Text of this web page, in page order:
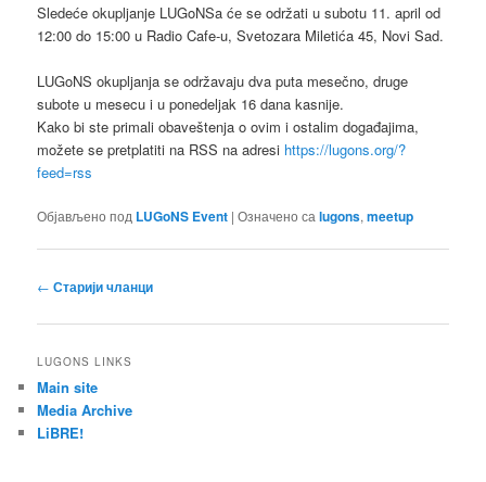
Sledeće okupljanje LUGoNSa ćе se održati u subotu 11. april od
12:00 do 15:00 u Radio Cafe-u, Svetozara Miletića 45, Novi Sad.
LUGoNS okupljanja se održavaju dva puta mesečno, druge
subote u mesecu i u ponedeljak 16 dana kasnije.
Kako bi ste primali obaveštenja o ovim i ostalim događajima,
možete se pretplatiti na RSS na adresi https://lugons.org/?
feed=rss
Објављено под LUGoNS Event |Означено са lugons,meetup
Кретање
← Старији чланци
LUGONS LINKS
Main site
Media Archive
LiBRE!